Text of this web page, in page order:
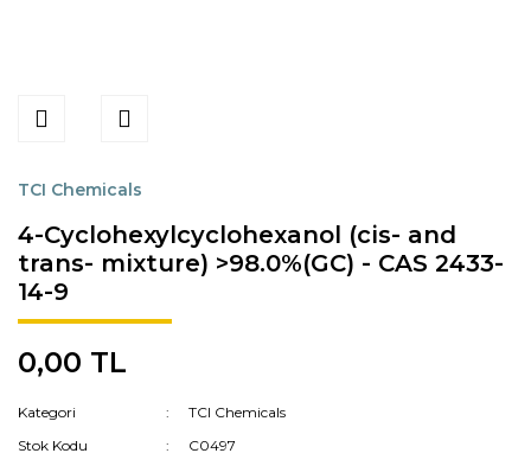
TCI Chemicals
4-Cyclohexylcyclohexanol (cis- and
trans- mixture) >98.0%(GC) - CAS 2433-
14-9
0,00 TL
Kategori
TCI Chemicals
Stok Kodu
C0497